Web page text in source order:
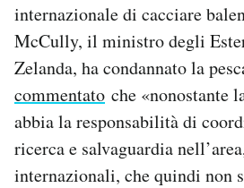
Newsletter
Notifiche mobile
Regala il Post
Hai bisogno di aiuto?
Esci
internazionale di cacciare
McCully, il ministro degli
Zelanda, ha condannato la
commentato che «nonostante
abbia la responsabilità di
ricerca e salvaguardia
internazionali, che quindi non